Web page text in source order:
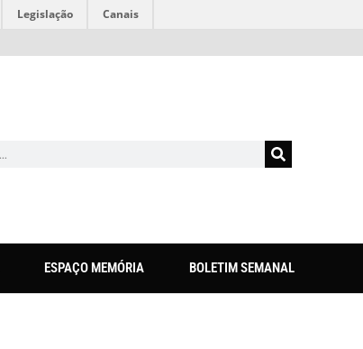
Legislação Canais
ESPAÇO MEMÓRIA BOLETIM SEMANAL